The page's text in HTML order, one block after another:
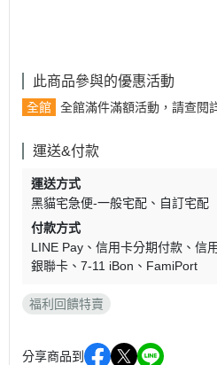
此商品參與的優惠活動
全館 全館滿件滿額活動，請查閱
運送&付款
運送方式
黑貓宅急便-一般宅配
自訂宅配
付款方式
LINE Pay
信用卡分期付款 信
銀聯卡
7-11 iBon FamiPort
福利回饋特賣
分享商品到